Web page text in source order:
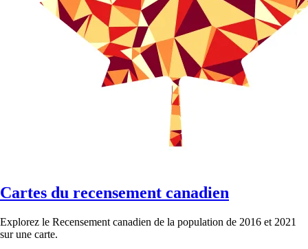
Cartes du recensement canadien
Explorez le Recensement canadien de la population de 2016 et 2021
sur une carte.